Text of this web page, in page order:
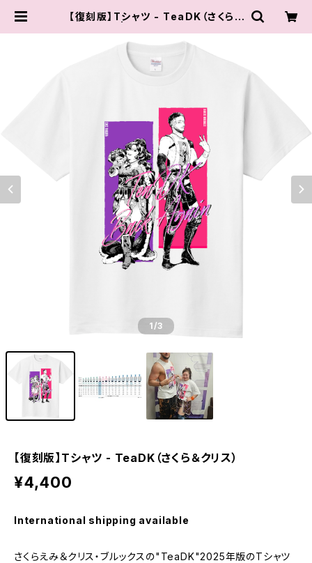
【復刻版】Tシャツ - TeaDK（さくら＆
1/3
【復刻版】Tシャツ - TeaDK（さくら＆クリス）
¥4,400
International shipping available
さくらえみ＆クリス・ブルックスの"TeaDK"2025年版のTシャツ